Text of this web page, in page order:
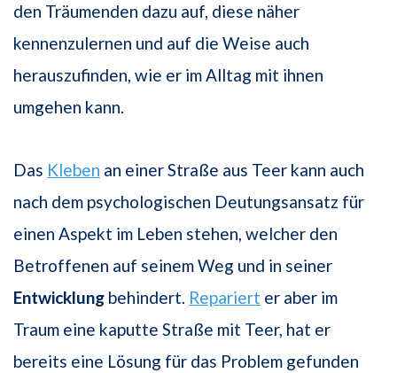
den Träumenden dazu auf, diese näher
kennenzulernen und auf die Weise auch
herauszufinden, wie er im Alltag mit ihnen
umgehen kann.
Das Kleben an einer Straße aus Teer kann auch
nach dem psychologischen Deutungsansatz für
einen Aspekt im Leben stehen, welcher den
Betroffenen auf seinem Weg und in seiner
Entwicklung behindert. Repariert er aber im
Traum eine kaputte Straße mit Teer, hat er
bereits eine Lösung für das Problem gefunden